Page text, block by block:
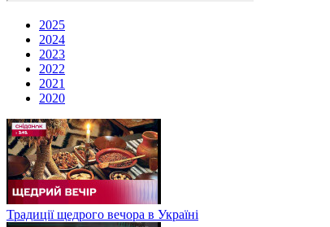
2025
2024
2023
2022
2021
2020
Традиції щедрого вечора в Україні